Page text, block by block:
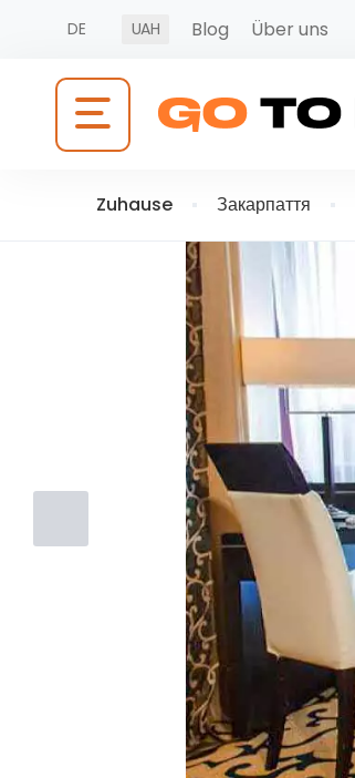
DE UAH Blog Über uns
Zuhause Закарпаття